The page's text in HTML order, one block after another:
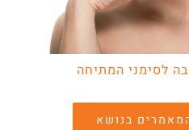
לסימני המתיחה
בנושא